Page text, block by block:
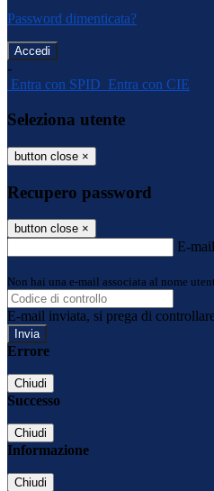
Password dimenticata?
-
Entra con SPID Entra con CIE
Seleziona utente
button close ×
Recupero password
button close ×
E-mail
Non hai una e-mail associata al nome
E-mail inviata, si prega di
Errore
Chiudi
Successo
Chiudi
Informazione
Chiudi